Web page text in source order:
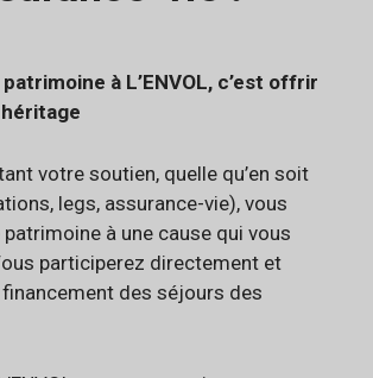
à L’ENVOL, c’est offrir
héritage
votre soutien, quelle qu’en soit
legs, assurance-vie), vous
à une cause qui vous
participerez directement et
des séjours des